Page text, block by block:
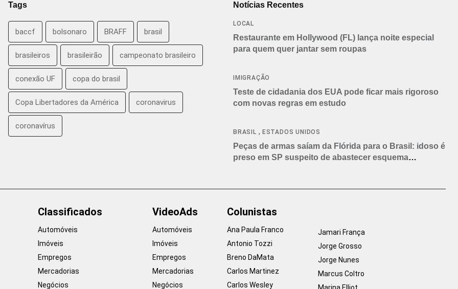
Tags
baccf bolsonaro BRAFF brasil
brasileiros brasileirão campeonato brasileiro
conexão UF copa do brasil
Copa Libertadores da América coronavirus
coronavírus
Notícias Recentes
LOCAL
Restaurante em Hollywood (FL) lança noite especial
para quem quer jantar sem roupas
IMIGRAÇÃO
Teste de cidadania dos EUA pode ficar mais rigoroso
com novas regras em estudo
BRASIL , ESTADOS UNIDOS
Peças de armas saíam da Flórida para o Brasil: idoso é
preso em SP suspeito de abastecer esquema
Classificados
Automóveis
Imóveis
Empregos
Mercadorias
Negócios
VideoAds
Automóveis
Imóveis
Empregos
Mercadorias
Negócios
Colunistas
Ana Paula Franco
Antonio Tozzi
Breno DaMata
Carlos Martinez
Carlos Wesley
Jamari França
Jorge Grosso
Jorge Nunes
Marcus Coltro